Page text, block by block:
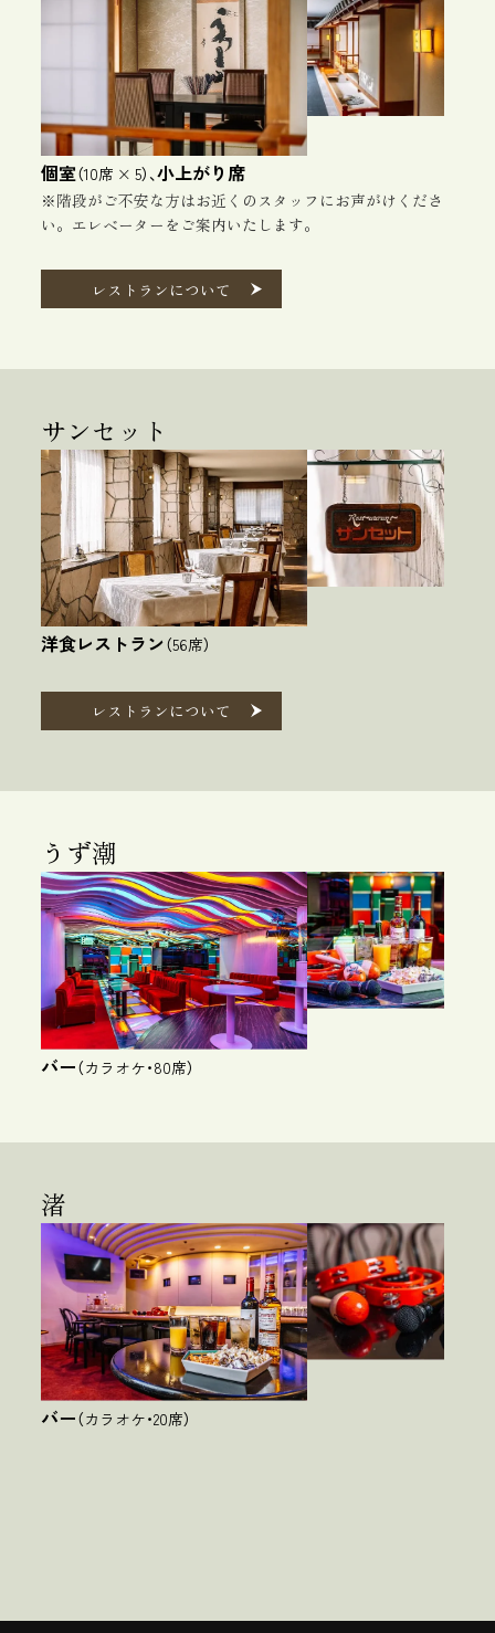
個室（10席 × 5）、小上がり席
※階段がご不安な方はお近くのスタッフにお声がけくださ
い。 エレベーターをご案内いたします。
レストランについて
サンセット
洋食レストラン（56席）
レストランについて
うず潮
バー（カラオケ・80席）
渚
バー（カラオケ・20席）